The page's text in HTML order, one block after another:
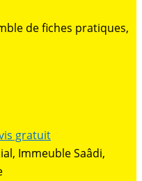
de fiches pratiques,
Immeuble Saâdi,